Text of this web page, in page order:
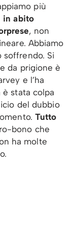
più
in abito
, non
Abbiamo
soffrendo. Si
da prigione è
e l’ha
è stata colpa
del dubbio
Tutto
bono che
ha molte